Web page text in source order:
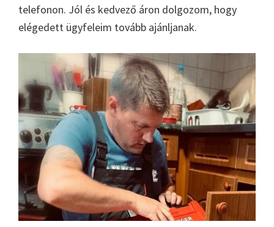
telefonon. Jól és kedvező áron dolgozom, hogy
elégedett ügyfeleim tovább ajánljanak.